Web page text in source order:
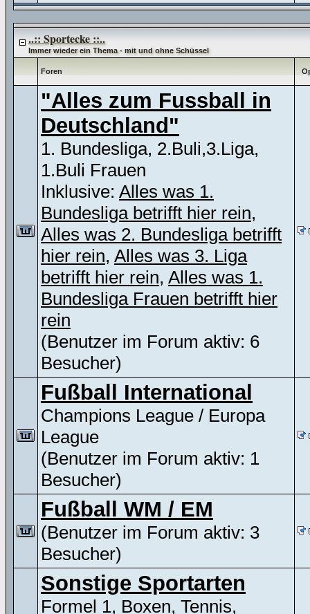
..:: Sportecke ::..
Immer wieder ein Thema - mit und ohne Schüssel
Foren
"Alles zum Fussball in
Deutschland"
1. Bundesliga, 2.Buli,3.Liga,
1.Buli Frauen
Inklusive: Alles was 1.
Bundesliga betrifft hier rein,
Alles was 2. Bundesliga betrifft
hier rein, Alles was 3. Liga
betrifft hier rein, Alles was 1.
Bundesliga Frauen betrifft hier
rein
(Benutzer im Forum aktiv: 6
Besucher)
Fußball International
Champions League / Europa
League
(Benutzer im Forum aktiv: 1
Besucher)
Fußball WM / EM
(Benutzer im Forum aktiv: 3
Besucher)
Sonstige Sportarten
Formel 1, Boxen, Tennis,